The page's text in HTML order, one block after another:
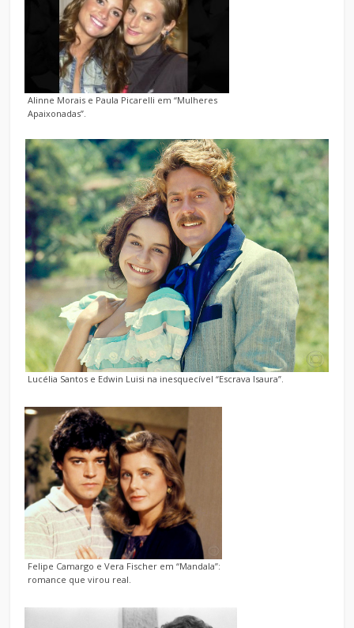
Alinne Morais e Paula Picarelli em “Mulheres
Apaixonadas”.
Lucélia Santos e Edwin Luisi na inesquecível “Escrava Isaura”.
Felipe Camargo e Vera Fischer em “Mandala”:
romance que virou real.